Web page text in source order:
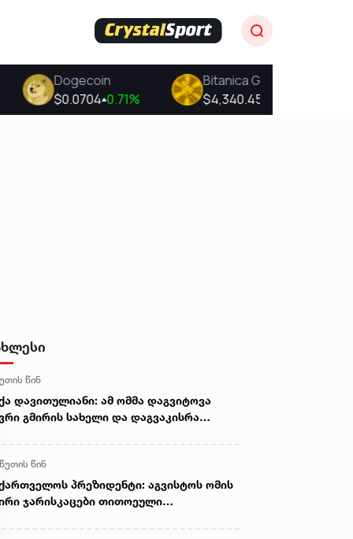
წინ
დავითულიანი: ამ ომმა დაგვიტოვა
გმირის სახელი და დაგვაკისრა
და მშვიდობით შევძლოთ
გაერთიანება
წინ
პრეზიდენტი: აგვისტოს ომის
ჯარისკაცები თითოეული